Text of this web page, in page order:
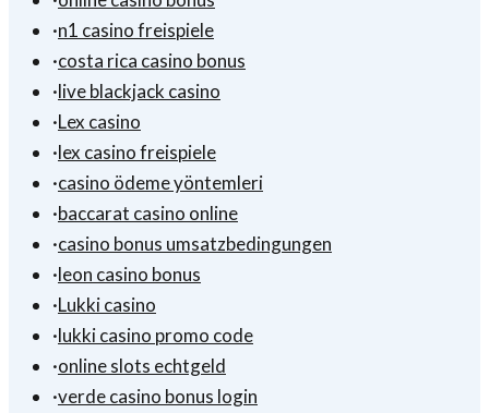
·n1 casino freispiele
·costa rica casino bonus
·live blackjack casino
·Lex casino
·lex casino freispiele
·casino ödeme yöntemleri
·baccarat casino online
·casino bonus umsatzbedingungen
·leon casino bonus
·Lukki casino
·lukki casino promo code
·online slots echtgeld
·verde casino bonus login